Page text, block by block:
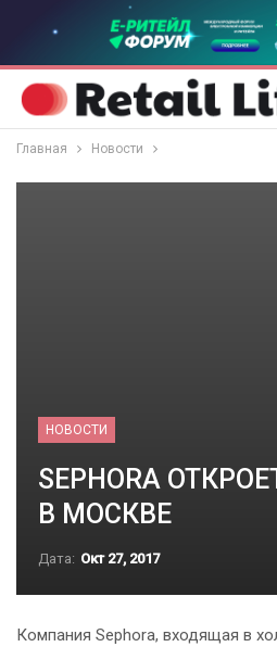
Главная Новости
НОВОСТИ
SEPHORA
В МОСКВЕ
Дата: Окт 27, 2017
Компания Sephora, входящая в